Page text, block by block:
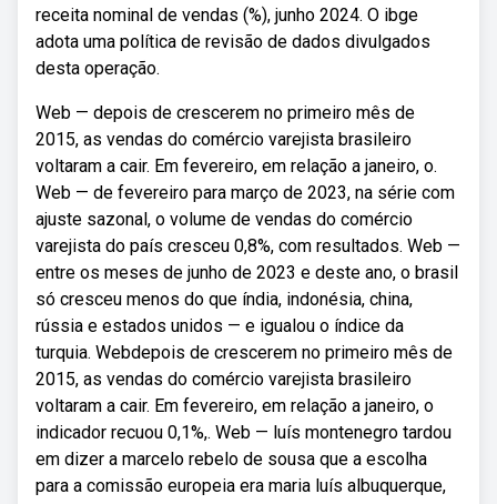
receita nominal de vendas (%), junho 2024. O ibge
adota uma política de revisão de dados divulgados
desta operação.
Web — depois de crescerem no primeiro mês de
2015, as vendas do comércio varejista brasileiro
voltaram a cair. Em fevereiro, em relação a janeiro, o.
Web — de fevereiro para março de 2023, na série com
ajuste sazonal, o volume de vendas do comércio
varejista do país cresceu 0,8%, com resultados. Web —
entre os meses de junho de 2023 e deste ano, o brasil
só cresceu menos do que índia, indonésia, china,
rússia e estados unidos — e igualou o índice da
turquia. Webdepois de crescerem no primeiro mês de
2015, as vendas do comércio varejista brasileiro
voltaram a cair. Em fevereiro, em relação a janeiro, o
indicador recuou 0,1%,. Web — luís montenegro tardou
em dizer a marcelo rebelo de sousa que a escolha
para a comissão europeia era maria luís albuquerque,